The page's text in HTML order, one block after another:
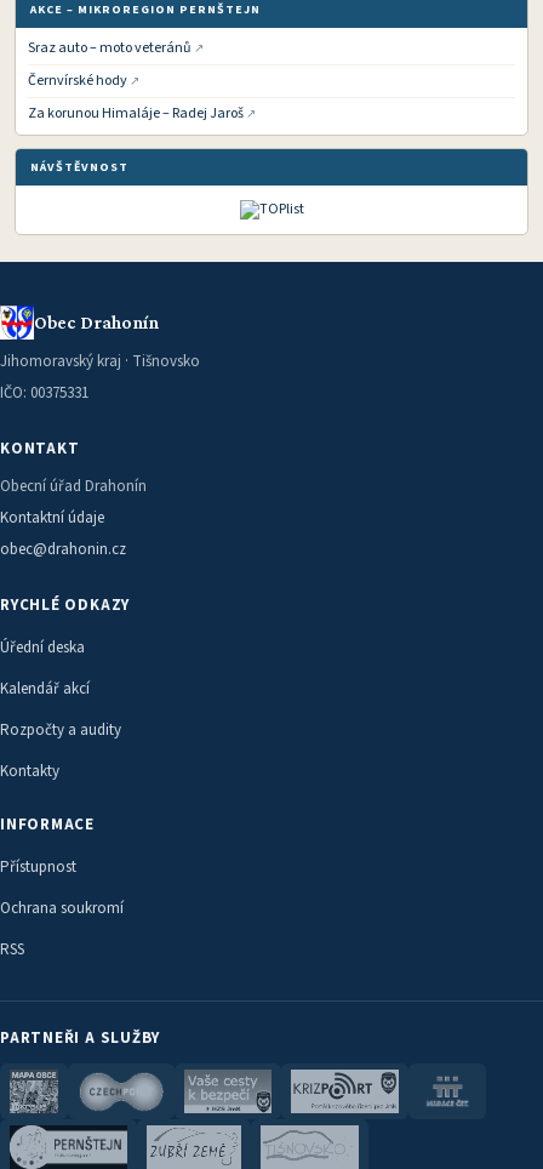
AKCE – MIKROREGION PERNŠTEJN
Sraz auto – moto veteránů
Černvírské hody
Za korunou Himaláje – Radej Jaroš
NÁVŠTĚVNOST
Obec Drahonín
Jihomoravský kraj · Tišnovsko
IČO: 00375331
KONTAKT
Obecní úřad Drahonín
Kontaktní údaje
obec@drahonin.cz
RYCHLÉ ODKAZY
Úřední deska
Kalendář akcí
Rozpočty a audity
Kontakty
INFORMACE
Přístupnost
Ochrana soukromí
RSS
PARTNEŘI A SLUŽBY